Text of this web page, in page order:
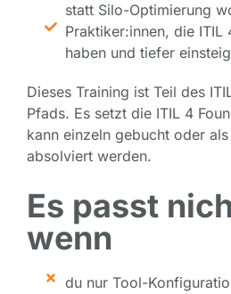
statt Silo-Optimierung
Praktiker:innen, die ITIL
haben und tiefer
Dieses Training ist Teil des
Pfads. Es setzt die ITIL 4
kann einzeln gebucht oder
absolviert werden.
Es passt
wenn
du nur Tool-